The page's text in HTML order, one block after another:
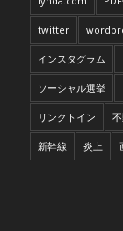
twitter
インスタグラム
ソーシャル選挙
リンクトイン
新幹線 炎上